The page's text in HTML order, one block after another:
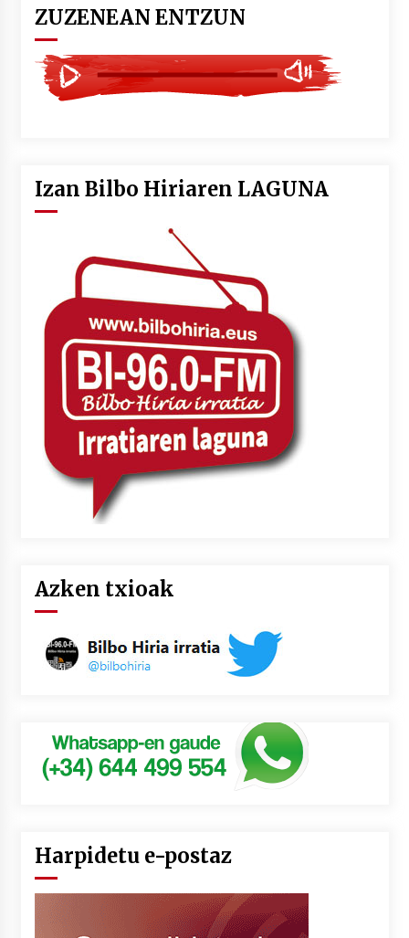
ZUZENEAN ENTZUN
Izan Bilbo Hiriaren LAGUNA
Azken txioak
Harpidetu e-postaz